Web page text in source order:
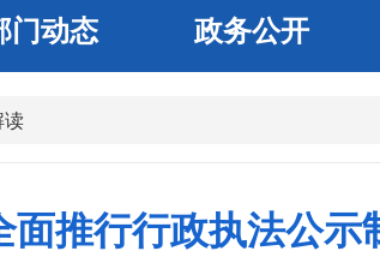
门动态 政务公开
读
推行行政执法公